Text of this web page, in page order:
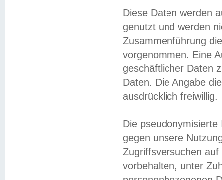
Diese Daten werden
genutzt und werden
Zusammenführung
vorgenommen. Eine
geschäftlicher Daten
Daten. Die Angabe
ausdrücklich freiwillig.
Die
gegen unsere
Zugriffsversuchen
vorbehalten, unter